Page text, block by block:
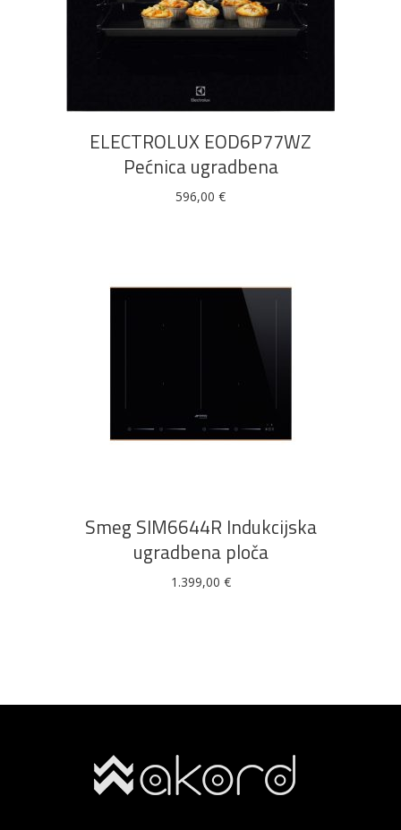
ELECTROLUX EOD6P77WZ
Pećnica ugradbena
596,00 €
DODAJ U KOŠARICU
Smeg SIM6644R Indukcijska
ugradbena ploča
1.399,00 €